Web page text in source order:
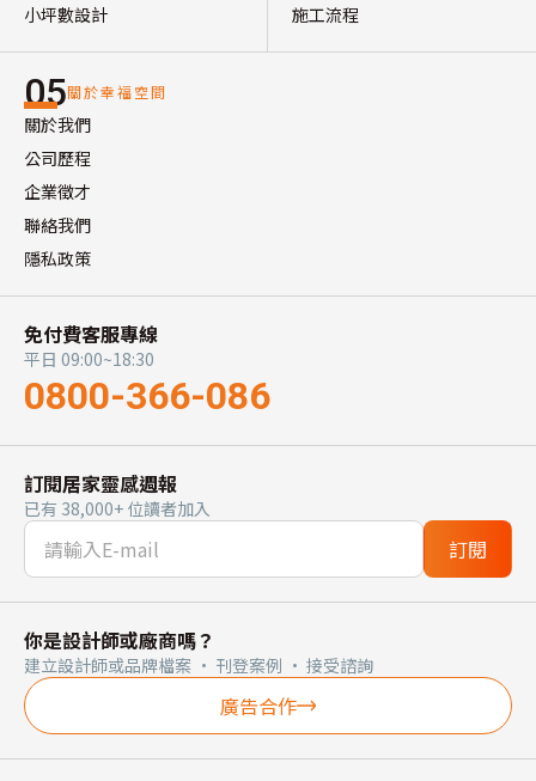
小坪數設計
施工流程
05關於幸福空間
關於我們
公司歷程
企業徵才
聯絡我們
隱私政策
免付費客服專線
平日 09:00~18:30
0800-366-086
訂閱居家靈感週報
已有 38,000+ 位讀者加入
訂閱
你是設計師或廠商嗎？
建立設計師或品牌檔案 · 刊登案例 · 接受諮詢
廣告合作